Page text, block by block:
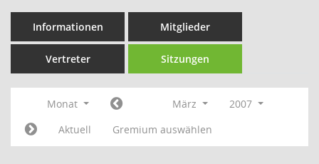
Informationen Mitglieder
Vertreter Sitzungen
Monat März
2007
Aktuell
Gremium auswählen